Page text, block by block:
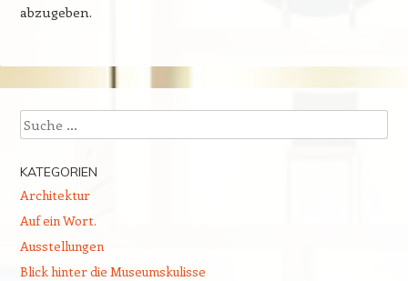
abzugeben.
Suchen
KATEGORIEN
Architektur
Auf ein Wort.
Ausstellungen
Blick hinter die Museumskulisse